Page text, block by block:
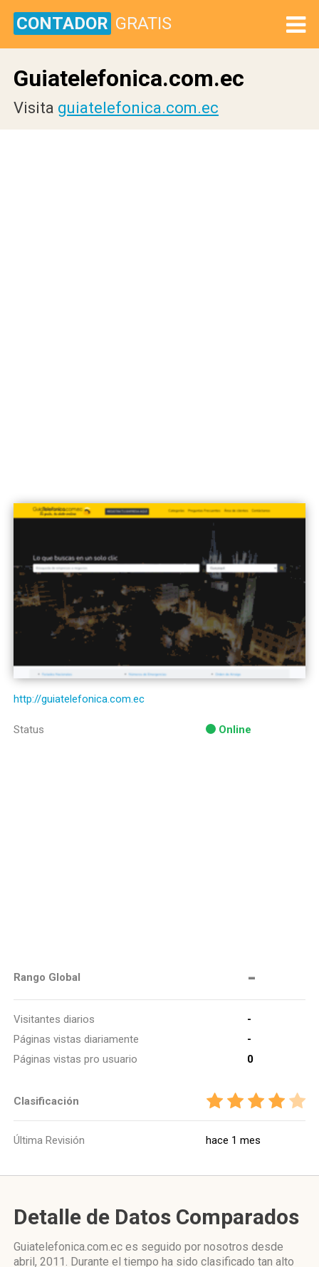
CONTADOR GRATIS
Guiatelefonica.com.ec
Visita guiatelefonica.com.ec
http://guiatelefonica.com.ec
Status Online
Rango Global -
Visitantes diarios
-
Páginas vistas diariamente
-
Páginas vistas pro usuario
0
Clasificación
Última Revisión hace 1 mes
Detalle de Datos Comparados
Guiatelefonica.com.ec es seguido por nosotros desde
abril, 2011. Durante el tiempo ha sido clasificado tan alto